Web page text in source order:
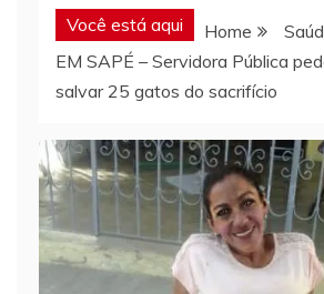
Você está aqui Home
EM SAPÉ – Servidora Pública
salvar 25 gatos do sacrifício